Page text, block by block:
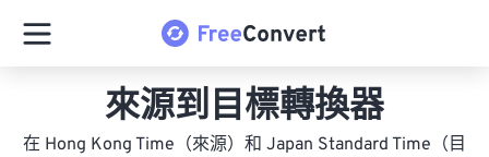
來源到目標轉換器
在 Hong Kong Time（來源）和 Japan Standard Time（目